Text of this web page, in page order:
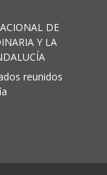
DE
Y LA
reunidos